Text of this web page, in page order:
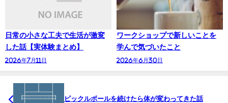
日常の小さな工夫で生活が激変
した話【実体験まとめ】
2026年7月11日
ワークショップで新しいことを
学んで気づいたこと
2026年6月30日
ピックルボールを続けたら体が変わってきた話